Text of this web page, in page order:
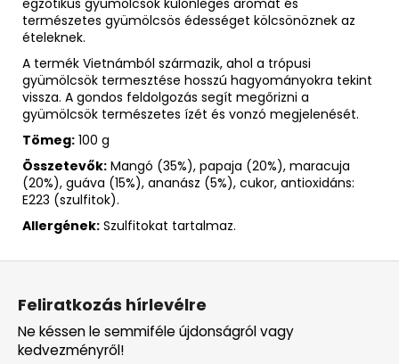
természetes gyümölcsös édességet kölcsönöznek az
ételeknek.
A termék Vietnámból származik, ahol a trópusi
gyümölcsök termesztése hosszú hagyományokra tekint
vissza. A gondos feldolgozás segít megőrizni a
gyümölcsök természetes ízét és vonzó megjelenését.
Tömeg: 100 g
Összetevők: Mangó (35%), papaja (20%), maracuja
(20%), guáva (15%), ananász (5%), cukor, antioxidáns:
E223 (szulfitok).
Allergének: Szulfitokat tartalmaz.
L
Feliratkozás hírlevélre
Ne késsen le semmiféle újdonságról vagy
kedvezményről!